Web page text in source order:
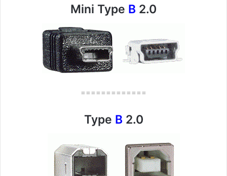
Mini Type B 2.0
=============
Type B 2.0